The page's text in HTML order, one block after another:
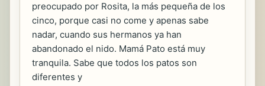
preocupado por Rosita, la más pequeña de los
cinco, porque casi no come y apenas sabe
nadar, cuando sus hermanos ya han
abandonado el nido. Mamá Pato está muy
tranquila. Sabe que todos los patos son
diferentes y